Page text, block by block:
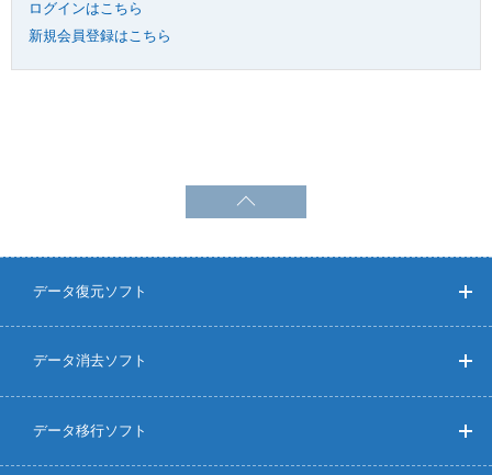
ログインはこちら
新規会員登録はこちら
データ復元ソフト
データ消去ソフト
データ移行ソフト